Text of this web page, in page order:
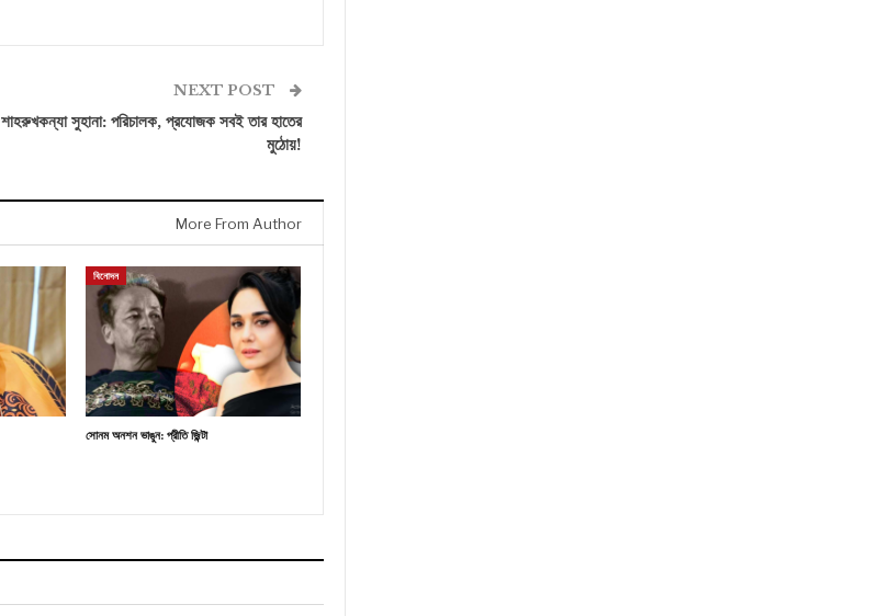
NEXT POST
শাহরুখকন্যা সুহানা: পরিচালক, প্রযোজক সবই তার হাতের
মুঠোয়!
More From Author
বিনোদন
সোনম অনশন ভাঙুন: প্রীতি জ়িন্টা